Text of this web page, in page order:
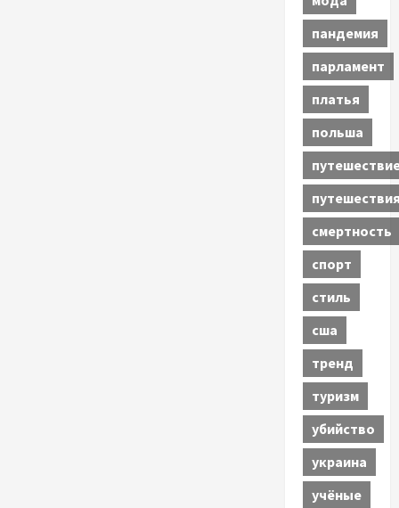
пандемия
парламент
платья
польша
смертность
спорт
стиль
сша
тренд
туризм
убийство
украина
учёные